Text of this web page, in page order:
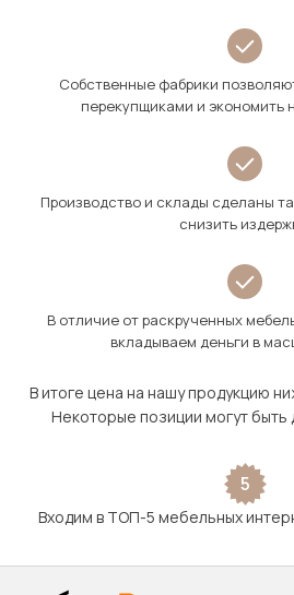
Собственные фабрики
перекупщиками и экономить
Производство и склады сделаны
снизить
В отличие от раскрученных
вкладываем деньги в
В итоге цена на нашу продукцию
Некоторые позиции могут быть
5
Входим в ТОП-5 мебельных